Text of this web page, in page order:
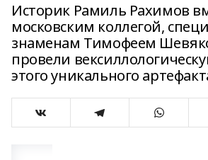
Историк Рамиль Рахимов
московским коллегой,
знаменам Тимофеем
провели
этого уникального